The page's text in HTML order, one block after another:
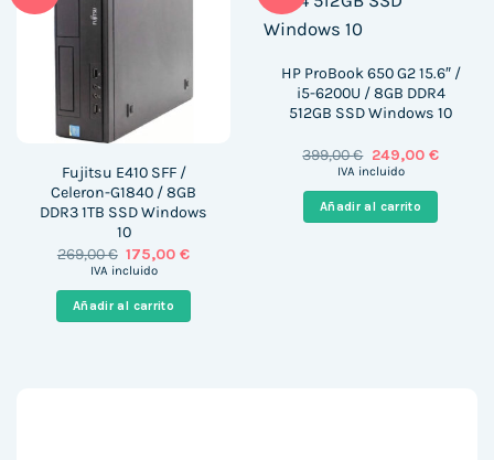
Fujitsu E410 SFF /
Celeron-G1840 / 8GB
DDR3 1TB SSD Windows
10
269,00€ El
precio
era:
269,00 €.
175,00€El
es:
175,00 €.
IVA incluido
Añadir al carrito
HP ProBook 650 G2 15.6″ /
i5-6200U / 8GB DDR4
512GB SSD Windows 10
399,00€ El
precio
era:
399,00 €.
249,00 €El
es:
249,00
IVA incluido
Añadir al carrito